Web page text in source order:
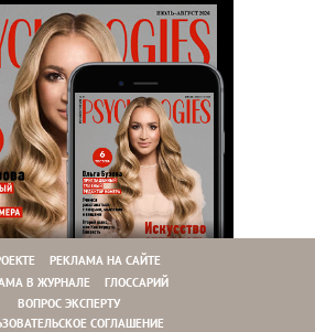
РЕКЛАМА НА САЙТЕ
В ЖУРНАЛЕ
ГЛОССАРИЙ
ВОПРОС ЭКСПЕРТУ
СОГЛАШЕНИЕ